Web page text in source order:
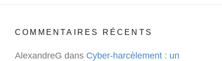
COMMENTAIRES RÉCENTS
AlexandreG dans Cyber-harcèlement : un